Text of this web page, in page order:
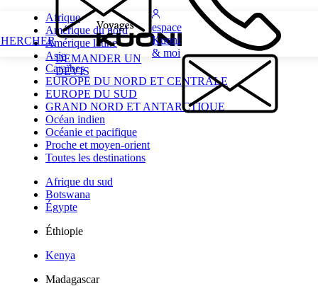
DEMANDER UN
DEVIS
espace
Kuoni
& moi
Afrique
Amérique du nord
Amérique latine
Asie
Caraïbes
EUROPE DU NORD ET CENTRALE
EUROPE DU SUD
GRAND NORD ET ANTARCTIQUE
Océan indien
Océanie et pacifique
Proche et moyen-orient
Toutes les destinations
Afrique du sud
Botswana
Égypte
Éthiopie
Kenya
Madagascar